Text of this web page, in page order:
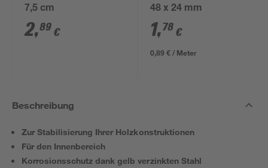
7,5 cm
2,89 €
48 x 24 mm
1,78 €
0,89 € / Meter
Beschreibung
Zur Stabilisierung Ihrer Holzkonstruktionen
Für den Innenbereich
Korrosionsschutz dank gelb verzinkten Stahl